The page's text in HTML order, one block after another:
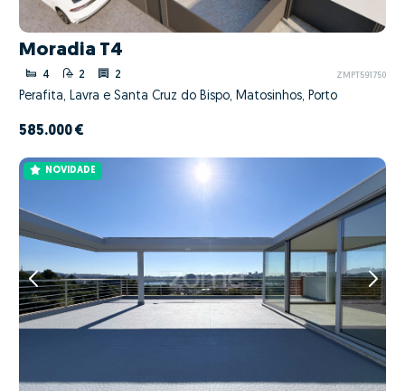
Moradia T4
4 2 2 ZMPT591750
Perafita, Lavra e Santa Cruz do Bispo, Matosinhos, Porto
585.000 €
NOVIDADE